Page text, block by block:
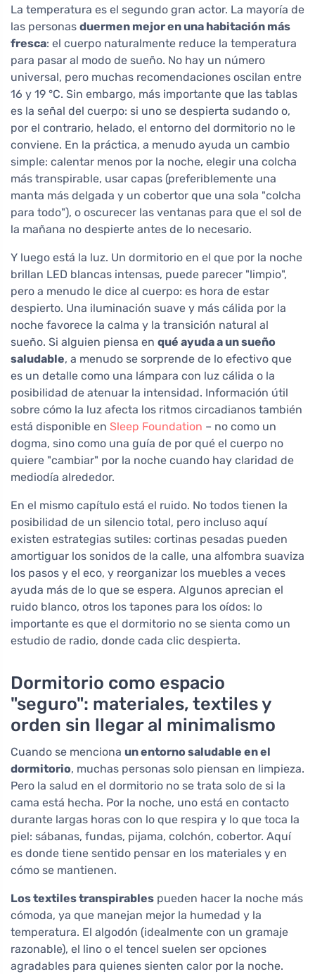
La temperatura es el segundo gran actor. La mayoría de
las personas duermen mejor en una habitación más
fresca: el cuerpo naturalmente reduce la temperatura
para pasar al modo de sueño. No hay un número
universal, pero muchas recomendaciones oscilan entre
16 y 19 °C. Sin embargo, más importante que las tablas
es la señal del cuerpo: si uno se despierta sudando o,
por el contrario, helado, el entorno del dormitorio no le
conviene. En la práctica, a menudo ayuda un cambio
simple: calentar menos por la noche, elegir una colcha
más transpirable, usar capas (preferiblemente una
manta más delgada y un cobertor que una sola "colcha
para todo"), o oscurecer las ventanas para que el sol de
la mañana no despierte antes de lo necesario.
Y luego está la luz. Un dormitorio en el que por la noche
brillan LED blancas intensas, puede parecer "limpio",
pero a menudo le dice al cuerpo: es hora de estar
despierto. Una iluminación suave y más cálida por la
noche favorece la calma y la transición natural al
sueño. Si alguien piensa en qué ayuda a un sueño
saludable, a menudo se sorprende de lo efectivo que
es un detalle como una lámpara con luz cálida o la
posibilidad de atenuar la intensidad. Información útil
sobre cómo la luz afecta los ritmos circadianos también
está disponible en Sleep Foundation – no como un
dogma, sino como una guía de por qué el cuerpo no
quiere "cambiar" por la noche cuando hay claridad de
mediodía alrededor.
En el mismo capítulo está el ruido. No todos tienen la
posibilidad de un silencio total, pero incluso aquí
existen estrategias sutiles: cortinas pesadas pueden
amortiguar los sonidos de la calle, una alfombra suaviza
los pasos y el eco, y reorganizar los muebles a veces
ayuda más de lo que se espera. Algunos aprecian el
ruido blanco, otros los tapones para los oídos: lo
importante es que el dormitorio no se sienta como un
estudio de radio, donde cada clic despierta.
Dormitorio como espacio
"seguro": materiales, textiles y
orden sin llegar al minimalismo
Cuando se menciona un entorno saludable en el
dormitorio, muchas personas solo piensan en limpieza.
Pero la salud en el dormitorio no se trata solo de si la
cama está hecha. Por la noche, uno está en contacto
durante largas horas con lo que respira y lo que toca la
piel: sábanas, fundas, pijama, colchón, cobertor. Aquí
es donde tiene sentido pensar en los materiales y en
cómo se mantienen.
Los textiles transpirables pueden hacer la noche más
cómoda, ya que manejan mejor la humedad y la
temperatura. El algodón (idealmente con un gramaje
razonable), el lino o el tencel suelen ser opciones
agradables para quienes sienten calor por la noche.